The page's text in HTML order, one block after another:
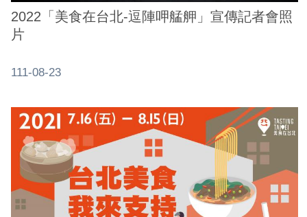
2022「美食在台北-逗陣呷艋舺」宣傳記者會照
片
111-08-23